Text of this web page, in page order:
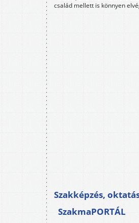
család mellett is könnyen
Szakképzés,
SzakmaPORTÁL